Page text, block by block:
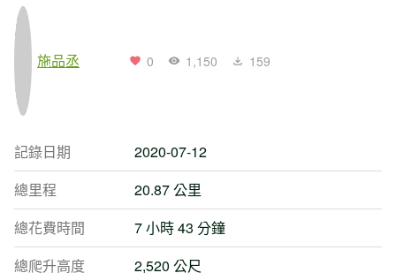
施品丞 0 1,150 159
記錄日期
2020-07-12
總里程
20.87 公里
總花費時間
7 小時 43 分鐘
總爬升高度
2,520 公尺